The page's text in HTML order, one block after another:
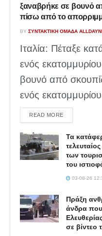
ξαναβρήκε σε βουνό
πίσω από το
BY ΣΥΝΤΑΚΤΙΚΉ ΟΜΆΔΑ
Ιταλία: Πέταξε
ενός
βουνό από
ενός
READ MOREDETAILS
Τα
των
του
03-08-26
Πράξη
άνδρα που
σε βίντεο